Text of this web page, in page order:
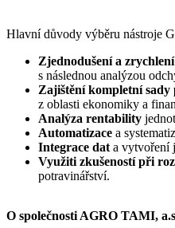
Hlavní důvody výběru nástroje
Zjednodušení a
s následnou analýzou
Zajištění kompletní
z oblasti ekonomiky a
Analýza rentability
Automatizace a
Integrace dat a vytvoření
Využiti zkušeností při
potravinářství.
O společnosti AGRO TAMI,